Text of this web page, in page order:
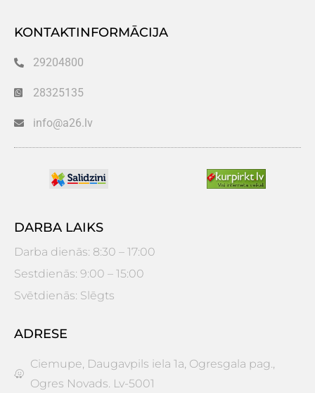
KONTAKTINFORMĀCIJA
29204800
28325135
info@a26.lv
DARBA LAIKS
Darba dienās: 8:30 – 17:00
Sestdienās: 9:00 – 15:00
Svētdienās: Slēgts
ADRESE
Ciemupe, Daugavpils iela 1a, Ogresgala pag.,
Ogres Novads. Lv-5001